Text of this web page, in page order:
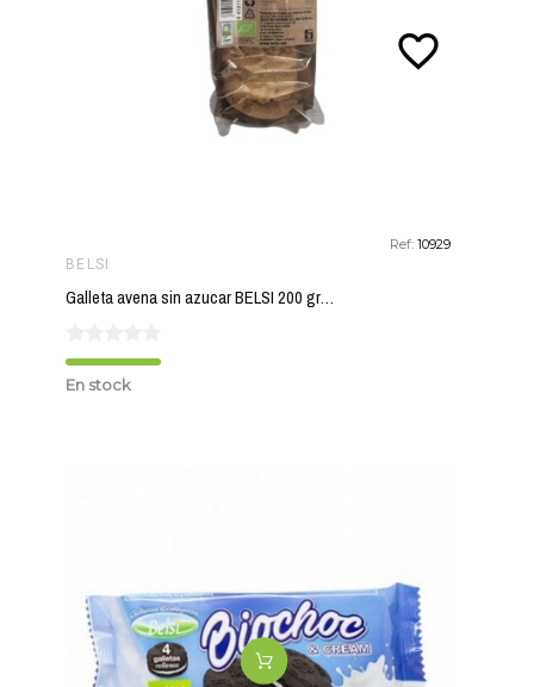
Ref:10929
BELSI
Galleta avena sin azucar BELSI 200 gr BIO
En stock
favorite_border